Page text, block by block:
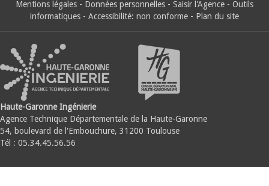
Mentions légales - Données personnelles - Saisir l'Agence - Outils
informatiques - Accessibilité: non conforme - Plan du site
Haute-Garonne Ingénierie
Agence Technique Départementale de la Haute-Garonne
54, boulevard de l'Embouchure, 31200 Toulouse
Tél : 05.34.45.56.56